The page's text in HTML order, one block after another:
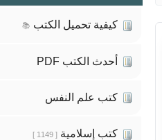
كيفية تحميل الكتب 📚
أحدث الكتب PDF
كتب علم النفس
كتب إسلامية [ 1149 ]